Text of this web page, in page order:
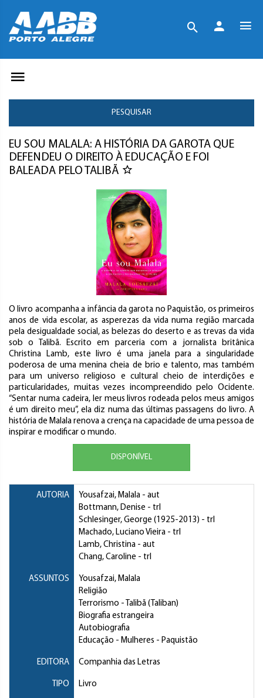
PESQUISAR
EU SOU MALALA: A HISTÓRIA DA GAROTA QUE
DEFENDEU O DIREITO À EDUCAÇÃO E FOI
BALEADA PELO TALIBÃ
O livro acompanha a infância da garota no Paquistão, os primeiros
anos de vida escolar, as asperezas da vida numa região marcada
pela desigualdade social, as belezas do deserto e as trevas da vida
sob o Talibã. Escrito em parceria com a jornalista britânica
Christina Lamb, este livro é uma janela para a singularidade
poderosa de uma menina cheia de brio e talento, mas também
para um universo religioso e cultural cheio de interdições e
particularidades, muitas vezes incompreendido pelo Ocidente.
“Sentar numa cadeira, ler meus livros rodeada pelos meus amigos
é um direito meu”, ela diz numa das últimas passagens do livro. A
história de Malala renova a crença na capacidade de uma pessoa de
inspirar e modificar o mundo.
DISPONÍVEL
AUTORIA Yousafzai, Malala - aut
Bottmann, Denise - trl
Schlesinger, George (1925-2013) - trl
Machado, Luciano Vieira - trl
Lamb, Christina - aut
Chang, Caroline - trl
ASSUNTOS
Yousafzai, Malala
Religião
Terrorismo - Talibã (Taliban)
Biografia estrangeira
Autobiografia
Educação - Mulheres - Paquistão
EDITORA Companhia das Letras
TIPO Livro